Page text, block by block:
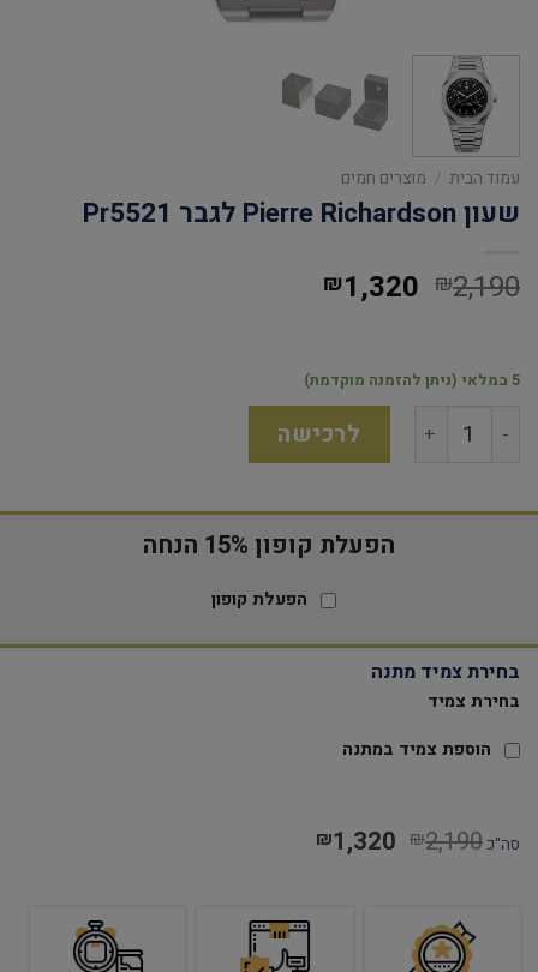
עמוד הבית / מוצרים חמים
שעון Pierre Richardson לגבר Pr5521
₪2,190
₪1,320
5 במלאי (ניתן להזמנה מוקדמת)
לרכישה
הפעלת קופון 15% הנחה
הפעלת קופון
בחירת צמיד מתנה
בחירת צמיד
הוספת צמיד במתנה
סה"כ ₪2,190
₪1,320